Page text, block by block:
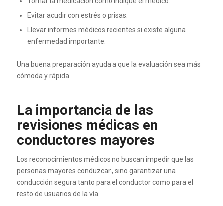
Evitar acudir con estrés o prisas.
Llevar informes médicos recientes si existe alguna
enfermedad importante.
Una buena preparación ayuda a que la evaluación sea más
cómoda y rápida.
La importancia de las
revisiones médicas en
conductores mayores
Los reconocimientos médicos no buscan impedir que las
personas mayores conduzcan, sino garantizar una
conducción segura tanto para el conductor como para el
resto de usuarios de la vía.